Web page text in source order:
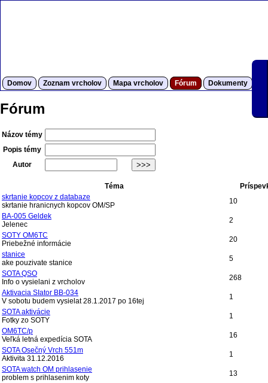
Domov Zoznam vrcholov Mapa vrcholov Fórum Dokumenty
Fórum
Názov témy
Popis témy
Autor
Téma
skrtanie kopcov z databaze
skrtanie hranicnych kopcov OM/SP
10
BA-005 Geldek
Jelenec
2
SOTY OM6TC
Priebežné informácie
20
stanice
ake pouzivate stanice
5
SOTA QSO
Info o vysielani z vrcholov
268
Aktivacia SIator BB-034
V sobotu budem vysielat 28.1.2017 po 16tej
1
SOTA aktivácie
Fotky zo SOTY
1
OM6TC/p
Veľká letná expedícia SOTA
16
SOTA Osečný Vrch 551m
Aktivita 31.12.2016
1
SOTA watch OM prihlasenie
problem s prihlasenim koty
13